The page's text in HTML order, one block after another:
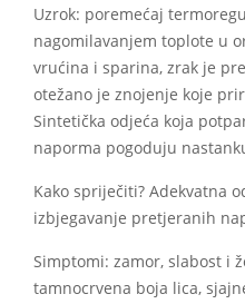
Uzrok: poremećaj
nagomilavanjem toplote u
vrućina i sparina, zrak je
otežano je znojenje koje
Sintetička odjeća koja
naporma pogoduju
Kako spriječiti? Adekvatna
izbjegavanje pretjeranih
Simptomi: zamor, slabost i
tamnocrvena boja lica,